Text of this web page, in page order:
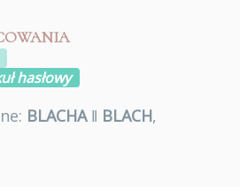
hasłowy
BLACHAǁ BLACH,